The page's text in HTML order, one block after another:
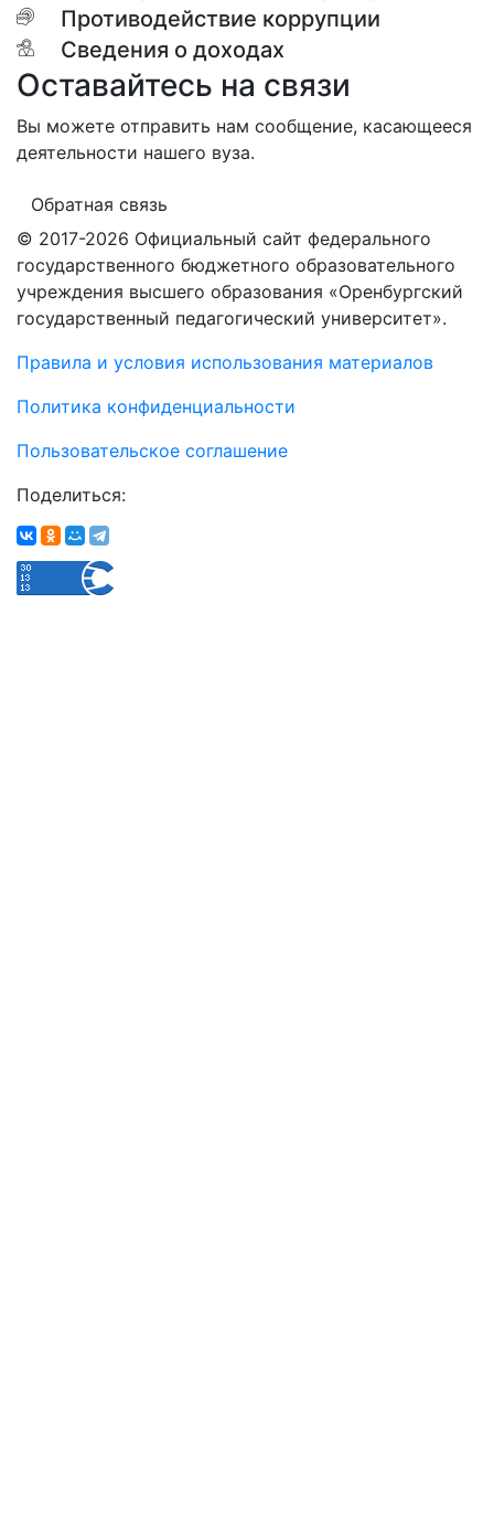
Противодействие коррупции
Сведения о доходах
Оставайтесь на связи
Вы можете отправить нам сообщение, касающееся
деятельности нашего вуза.
Обратная связь
© 2017-2026 Официальный сайт федерального
государственного бюджетного образовательного
учреждения высшего образования «Оренбургский
государственный педагогический университет».
Правила и условия использования материалов
Политика конфиденциальности
Пользовательское соглашение
Поделиться: